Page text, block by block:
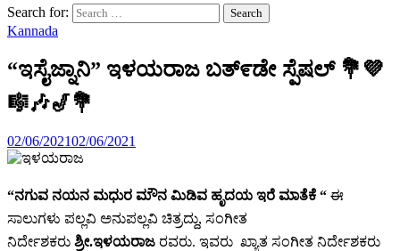
Search for:
Kannada
“ಇಸೈಜ್ನಾನಿ” ಇಳಯರಾಜ ಬತ್೯ಡೇ ಸ್ಪೆಷಲ್ 💐💜
🎼🎶🎷💐
02/06/202102/06/2021
“ನಗುವ ನಯನ ಮಧುರ ಮೌನ ಮಿಡಿವ ಹೃದಯ ಇರೆ ಮಾತೆಕೆ “ ಈ
ಸಾಲುಗಳು ಪಲ್ಲವಿ ಅನುಪಲ್ಲವಿ ಚಿತ್ರದ್ದು, ಸಂಗೀತ
ನಿರ್ದೇಶಕರು ಶ್ರೀ.ಇಳಯರಾಜ ರವರು. ಇವರು ಖ್ಯಾತ ಸಂಗೀತ ನಿರ್ದೇಶಕರು